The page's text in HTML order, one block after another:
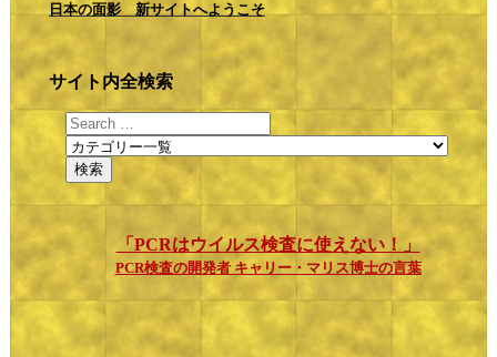
日本の面影 新サイトへようこそ
サイト内全検索
「PCRはウイルス検査に使えない！」
PCR検査の開発者 キャリー・マリス博士の言葉